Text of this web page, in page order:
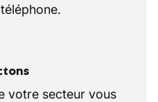
votre secteur vous